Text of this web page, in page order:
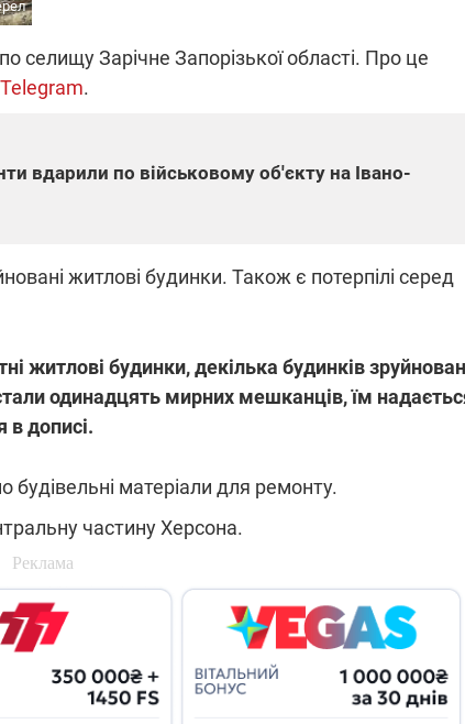
селищу Зарічне Запорізької області. Про це
Telegram.
вдарили по військовому об'єкту на Івано-
житлові будинки. Також є потерпілі серед
житлові будинки, декілька будинків
одинадцять мирних мешканців, їм
в дописі.
матеріали для ремонту.
частину Херсона.
у чотирьох
без світла після
– подробиці
Нова підозра у справі Міндіча:
браслет стеження
та
передовій:
підтримайте
військкорів "5 каналу",
напрямках фронту
04.12.2025 12:37
"Відправте
Вернадського на
фронт": стрілецька
бригада Повітряних
сил ЗСУ збирає на